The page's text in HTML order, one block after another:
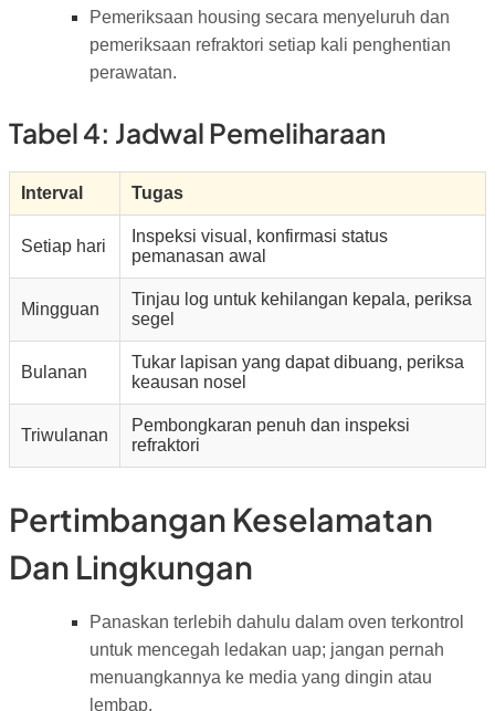
Pemeriksaan housing secara menyeluruh dan
pemeriksaan refraktori setiap kali penghentian
perawatan.
Tabel 4: Jadwal Pemeliharaan
Interval Tugas
Setiap hari
Inspeksi visual, konfirmasi status
pemanasan awal
Mingguan
Tinjau log untuk kehilangan kepala, periksa
segel
Bulanan
Tukar lapisan yang dapat dibuang, periksa
keausan nosel
Triwulanan
Pembongkaran penuh dan inspeksi
refraktori
Pertimbangan Keselamatan
Dan Lingkungan
Panaskan terlebih dahulu dalam oven terkontrol
untuk mencegah ledakan uap; jangan pernah
menuangkannya ke media yang dingin atau
lembap.